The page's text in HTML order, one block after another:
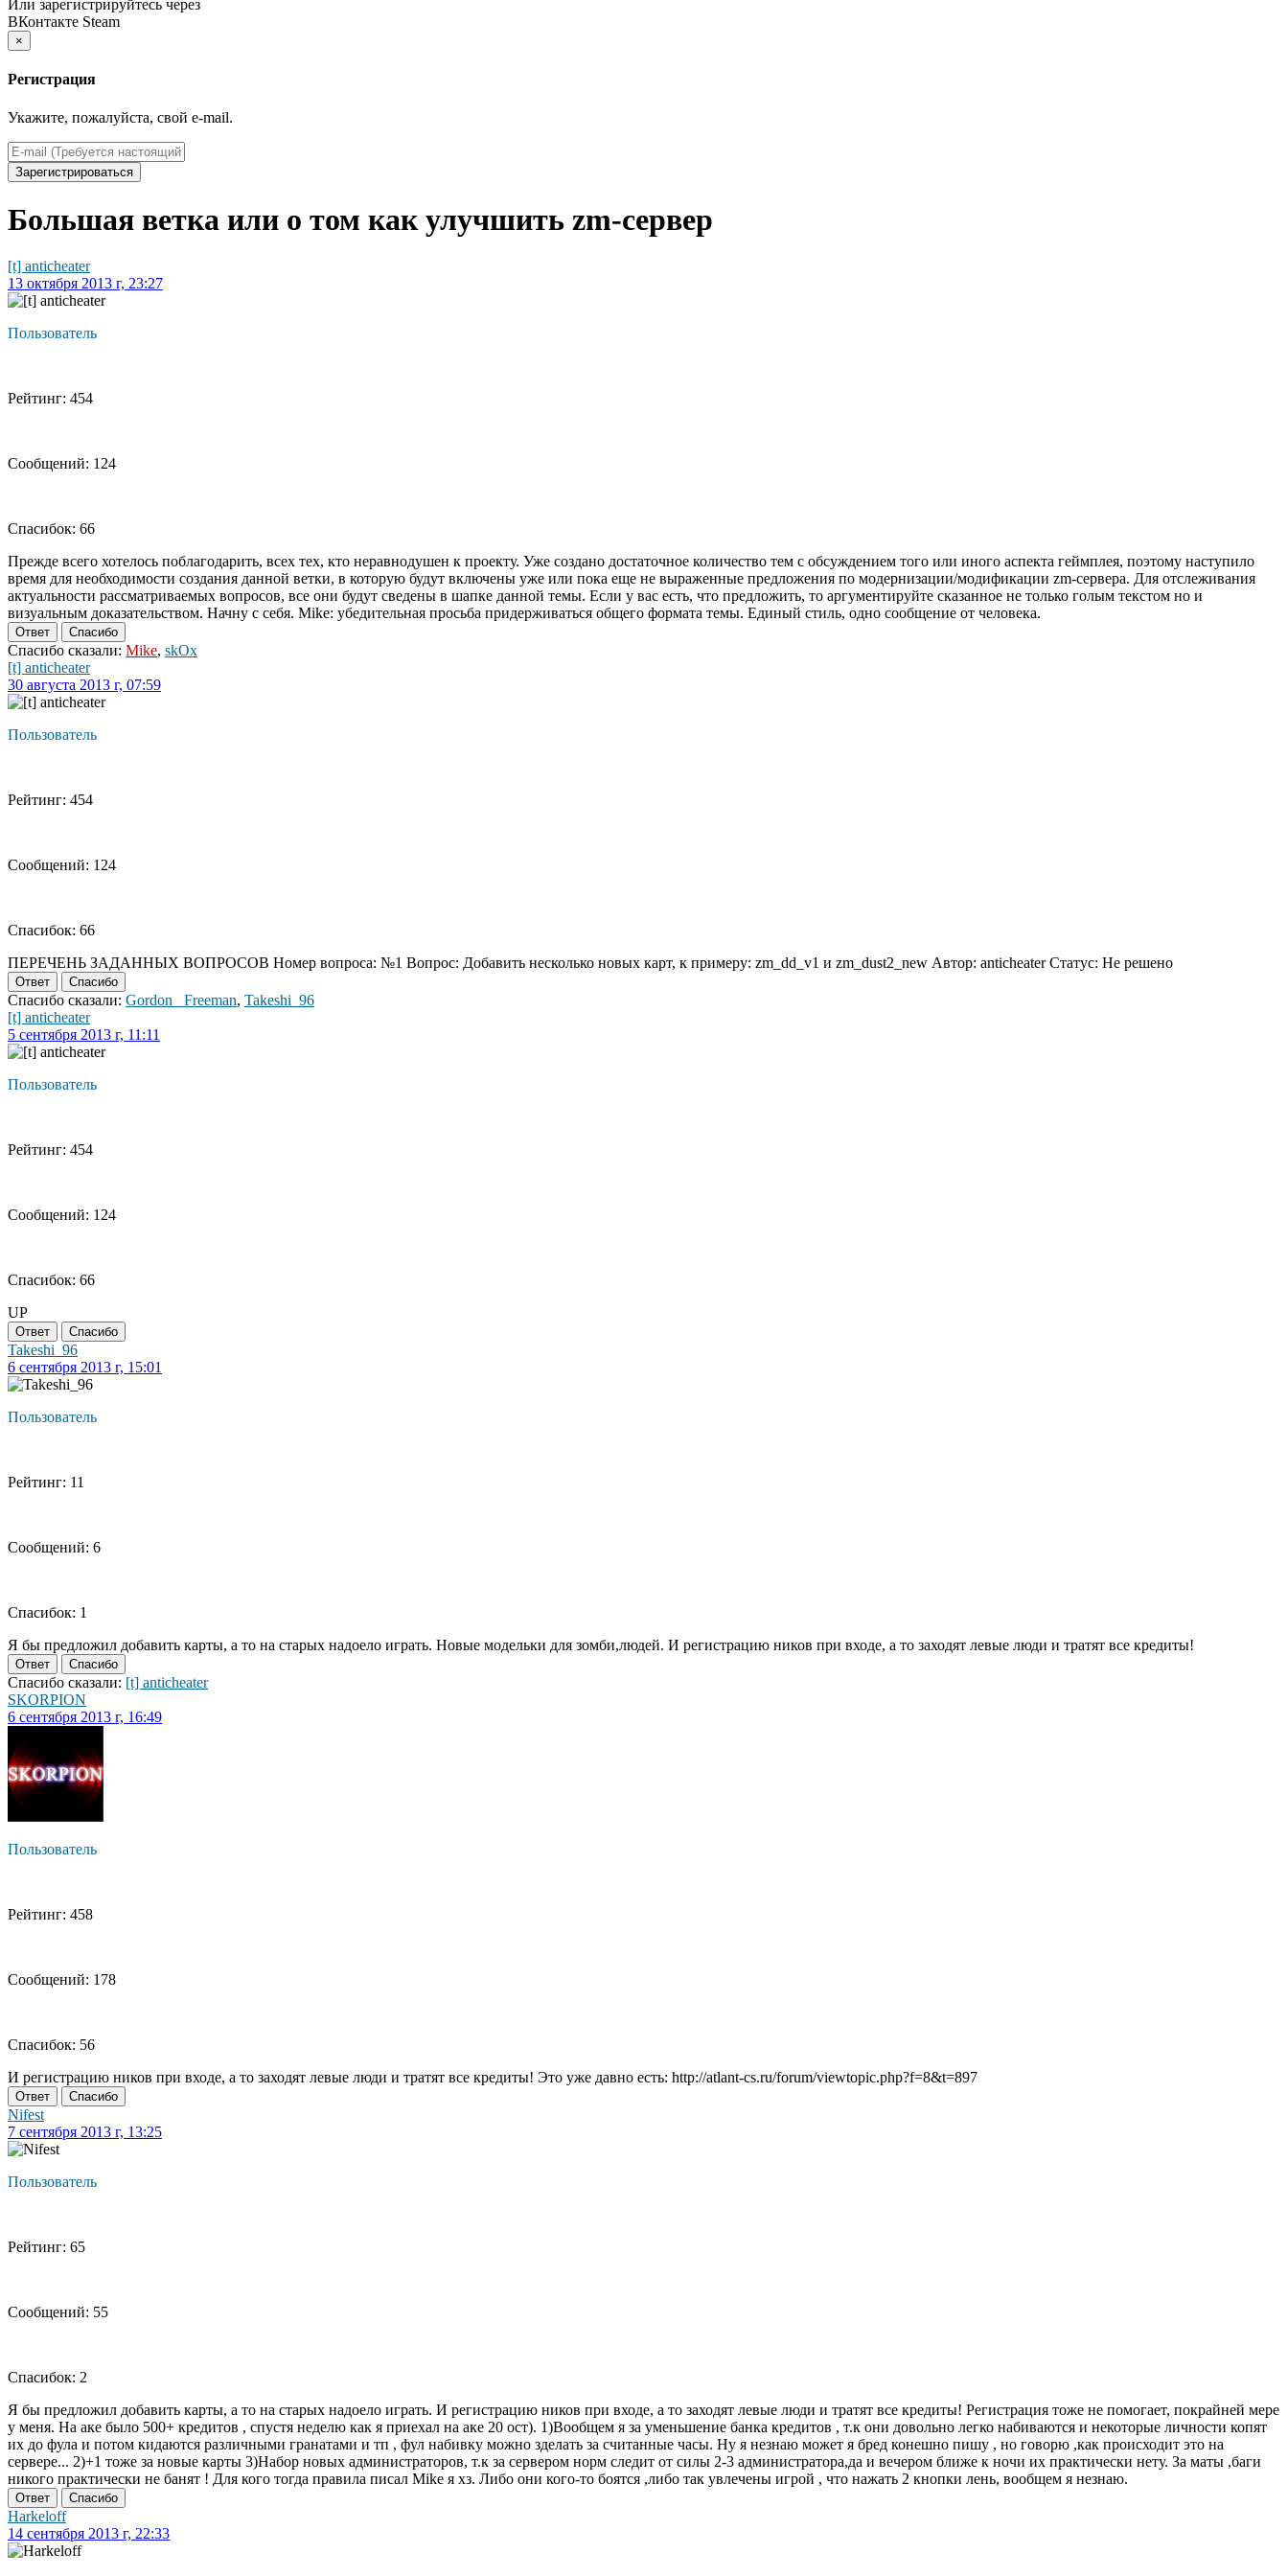
Или зарегистрируйтесь через
ВКонтакте Steam
×
Регистрация
Укажите, пожалуйста, свой e-mail.
Зарегистрироваться
Большая ветка или о том как улучшить zm-сервер
[t] anticheater
13 октября 2013 г, 23:27
Пользователь
Рейтинг: 454
Сообщений: 124
Спасибок: 66
Прежде всего хотелось поблагодарить, всех тех, кто неравнодушен к проекту. Уже создано достаточное количество тем с обсуждением того или иного аспекта геймплея, поэтому наступило
время для необходимости создания данной ветки, в которую будут включены уже или пока еще не выраженные предложения по модернизации/модификации zm-сервера. Для отслеживания
актуальности рассматриваемых вопросов, все они будут сведены в шапке данной темы. Если у вас есть, что предложить, то аргументируйте сказанное не только голым текстом но и
визуальным доказательством. Начну с себя. Mike: убедительная просьба придерживаться общего формата темы. Единый стиль, одно сообщение от человека.
Ответ Спасибо
Спасибо сказали: Mike, skOx
[t] anticheater
30 августа 2013 г, 07:59
Пользователь
Рейтинг: 454
Сообщений: 124
Спасибок: 66
ПЕРЕЧЕНЬ ЗАДАННЫХ ВОПРОСОВ Номер вопроса: №1 Вопрос: Добавить несколько новых карт, к примеру: zm_dd_v1 и zm_dust2_new Автор: anticheater Статус: Не решено
Ответ Спасибо
Спасибо сказали: Gordon_ Freeman, Takeshi_96
[t] anticheater
5 сентября 2013 г, 11:11
Пользователь
Рейтинг: 454
Сообщений: 124
Спасибок: 66
UP
Ответ Спасибо
Takeshi_96
6 сентября 2013 г, 15:01
Пользователь
Рейтинг: 11
Сообщений: 6
Спасибок: 1
Я бы предложил добавить карты, а то на старых надоело играть. Новые модельки для зомби,людей. И регистрацию ников при входе, а то заходят левые люди и тратят все кредиты!
Ответ Спасибо
Спасибо сказали: [t] anticheater
SKORPION
6 сентября 2013 г, 16:49
Пользователь
Рейтинг: 458
Сообщений: 178
Спасибок: 56
И регистрацию ников при входе, а то заходят левые люди и тратят все кредиты! Это уже давно есть: http://atlant-cs.ru/forum/viewtopic.php?f=8&t=897
Ответ Спасибо
Nifest
7 сентября 2013 г, 13:25
Пользователь
Рейтинг: 65
Сообщений: 55
Спасибок: 2
Я бы предложил добавить карты, а то на старых надоело играть. И регистрацию ников при входе, а то заходят левые люди и тратят все кредиты! Регистрация тоже не помогает, покрайней мере
у меня. На аке было 500+ кредитов , спустя неделю как я приехал на аке 20 ост). 1)Вообщем я за уменьшение банка кредитов , т.к они довольно легко набиваются и некоторые личности копят
их до фула и потом кидаются различными гранатами и тп , фул набивку можно зделать за считанные часы. Ну я незнаю может я бред конешно пишу , но говорю ,как происходит это на
сервере... 2)+1 тоже за новые карты 3)Набор новых администраторов, т.к за сервером норм следит от силы 2-3 администратора,да и вечером ближе к ночи их практически нету. За маты ,баги
никого практически не банят ! Для кого тогда правила писал Mike я хз. Либо они кого-то боятся ,либо так увлечены игрой , что нажать 2 кнопки лень, вообщем я незнаю.
Ответ Спасибо
Harkeloff
14 сентября 2013 г, 22:33